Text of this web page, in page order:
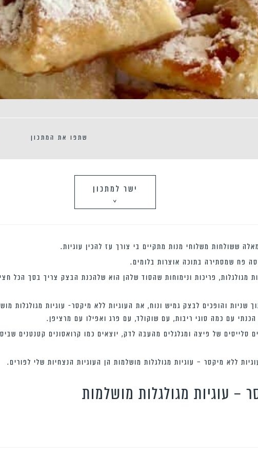
שתפו את המתכון
ישר למתכון
>
ששולחות משלוחי מנות מתקיים בי צורך עז להכין עוגיות.
פח שמסתירה בתוכה אוצרות בלומים.
מגולגלות, פריכות ונימוחות שהסוד שלהן הוא שלהכנת הבצק צריך בסך הכל
והופכים לבצק גמיש ונוח, את העוגיות ללא מיקסר- עוגיות מגולגלות
עם כמה סוגי ריבות, עם שוקולד, עם פרג ואפילו עם מרציפן.
סלייסים של פיצה ומגלגלים מהעבה לדק, יוצאים כמו קרואסונים קטנטנים
ללא מיקסר – עוגיות מגולגלות מושלמות הן העוגיות הנצחיות שלי לפורים.
– עוגיות מגולגלות מושלמות